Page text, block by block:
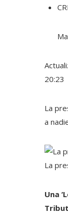
20:23
La
a
La
Una